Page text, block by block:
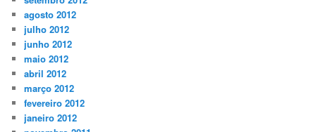
agosto 2012
julho 2012
junho 2012
maio 2012
abril 2012
março 2012
fevereiro 2012
janeiro 2012